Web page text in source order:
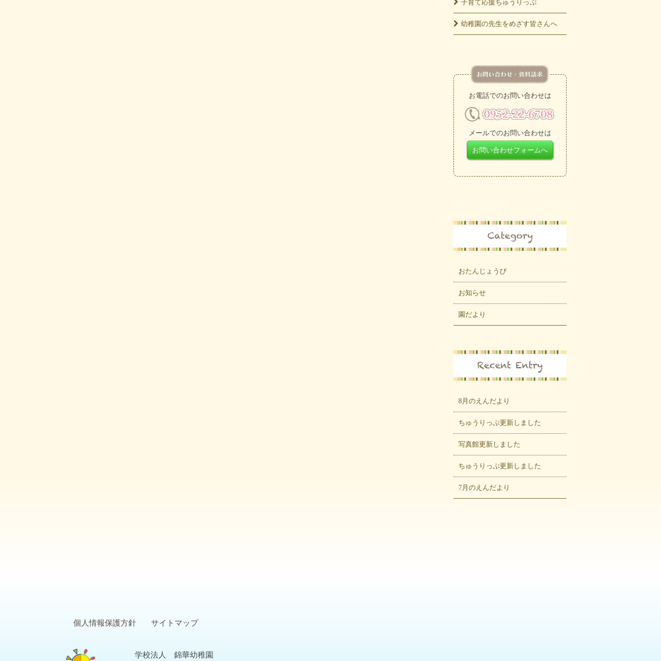
子育て応援ちゅうりっぷ
幼稚園の先生をめざす皆さんへ
お電話でのお問い合わせは
メールでのお問い合わせは
お問い合わせフォームへ
おたんじょうび
お知らせ
園だより
8月のえんだより
ちゅうりっぷ更新しました
写真館更新しました
ちゅうりっぷ更新しました
7月のえんだより
個人情報保護方針 サイトマップ
学校法人 錦華幼稚園